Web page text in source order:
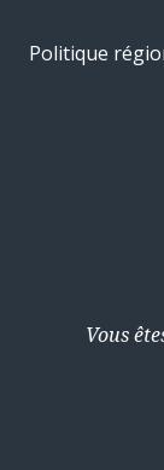
Politique
Vous